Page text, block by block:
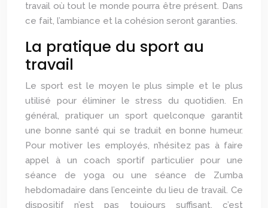
travail où tout le monde pourra être présent. Dans
ce fait, l’ambiance et la cohésion seront garanties.
La pratique du sport au
travail
Le sport est le moyen le plus simple et le plus
utilisé pour éliminer le stress du quotidien. En
général, pratiquer un sport quelconque garantit
une bonne santé qui se traduit en bonne humeur.
Pour motiver les employés, n’hésitez pas à faire
appel à un coach sportif particulier pour une
séance de yoga ou une séance de Zumba
hebdomadaire dans l’enceinte du lieu de travail. Ce
dispositif n’est pas toujours suffisant, c’est